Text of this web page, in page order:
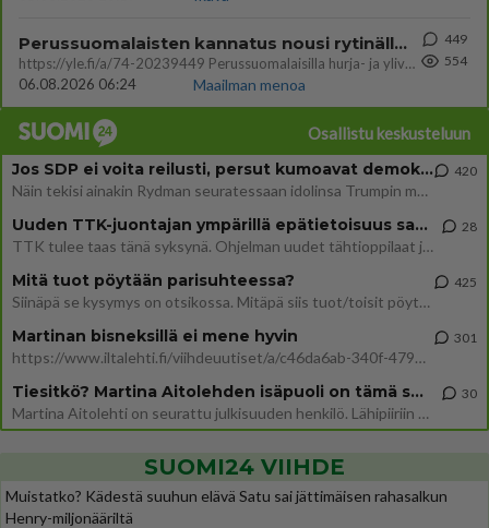
Perussuomalaisten kannatus nousi rytinällä Ylen tänään julkaisemassa tuoreimmassa gallup-kyselyssä.
https://yle.fi/a/74-20239449 Perussuomalaisilla hurja- ja ylivoimaisesti suurin nousu tässä uudessa Ylen gallupissa. Kyl
06.08.2026 06:24
Maailman menoa
449
554
Osallistu keskusteluun
Jos SDP ei voita reilusti, persut kumoavat demokratian Suomesta
Näin tekisi ainakin Rydman seuratessaan idolinsa Trumpin mallia https://www.is.fi/politiikka/art-2000012187244.html
420
Uuden TTK-juontajan ympärillä epätietoisuus sakenee - Nyt MTV hämmentää soppaa
TTK tulee taas tänä syksynä. Ohjelman uudet tähtioppilaat julkistetaan torstaina 6. elokuuta klo 14 alkavassa lehdistö
28
Mitä tuot pöytään parisuhteessa?
Siinäpä se kysymys on otsikossa. Mitäpä siis tuot/toisit pöytään parisuhteessa? Oletko mies vai nainen? Koetko sen mitä
425
Martinan bisneksillä ei mene hyvin
https://www.iltalehti.fi/viihdeuutiset/a/c46da6ab-340f-4790-aaa7-0865eed2336 Yrityksen konkurssihakemus on tullut kärä
301
Tiesitkö? Martina Aitolehden isäpuoli on tämä suosittu laulaja
Martina Aitolehti on seurattu julkisuuden henkilö. Lähipiiriin mahtuu muitakin tunnettuja henkilöitä. Tiesitkö, että Ma
30
SUOMI24 VIIHDE
Muistatko? Kädestä suuhun elävä Satu sai jättimäisen rahasalkun
Henry-miljonääriltä